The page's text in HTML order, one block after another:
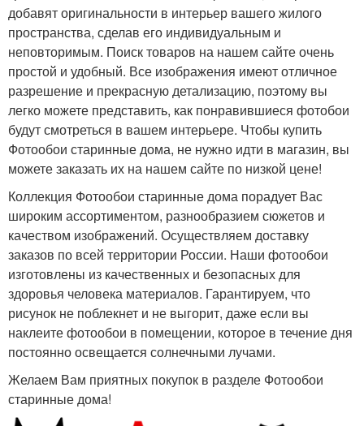
добавят оригинальности в интерьер вашего жилого
пространства, сделав его индивидуальным и
неповторимым. Поиск товаров на нашем сайте очень
простой и удобный. Все изображения имеют отличное
разрешение и прекрасную детализацию, поэтому вы
легко можете представить, как понравившиеся фотобои
будут смотреться в вашем интерьере. Чтобы купить
Фотообои старинные дома, не нужно идти в магазин, вы
можете заказать их на нашем сайте по низкой цене!
Коллекция Фотообои старинные дома порадует Вас
широким ассортиментом, разнообразием сюжетов и
качеством изображений. Осуществляем доставку
заказов по всей территории России. Наши фотообои
изготовлены из качественных и безопасных для
здоровья человека материалов. Гарантируем, что
рисунок не поблекнет и не выгорит, даже если вы
наклеите фотообои в помещении, которое в течение дня
постоянно освещается солнечными лучами.
Желаем Вам приятных покупок в разделе Фотообои
старинные дома!